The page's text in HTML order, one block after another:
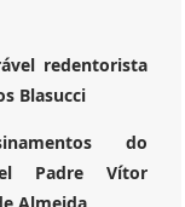
redentorista
Blasucci
do
Padre Vítor